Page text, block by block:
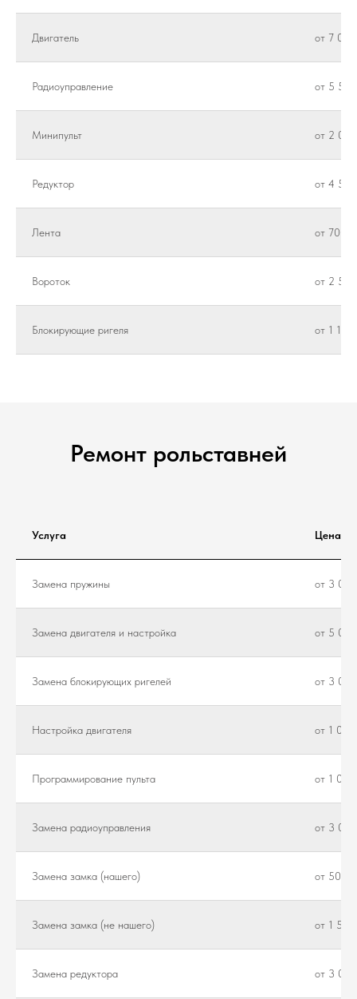
Двигатель от 7
Радиоуправление от 5
Минипульт от 2
Редуктор от 4
Лента от 700 ₽
Вороток от 2
Блокирующие ригеля от 1 100
Ремонт рольставней
Услуга Цена
Замена пружины от 3
Замена двигателя и настройка от 5
Замена блокирующих ригелей от 3
Настройка двигателя от 1
Программирование пульта от 1
Замена радиоуправления от 3
Замена замка (нашего) от 500 ₽
Замена замка (не нашего) от 1
Замена редуктора от 3